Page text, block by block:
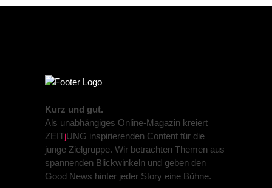
Kurz und gut.
Als unabhängiges Online-Magazin kreiert
ZEITjUNG inspirierenden Content für die
junge Zielgruppe. Wir betrachten Themen aus
spannenden Blickwinkeln und geben den
Good News hinter jeder Story eine Bühne.